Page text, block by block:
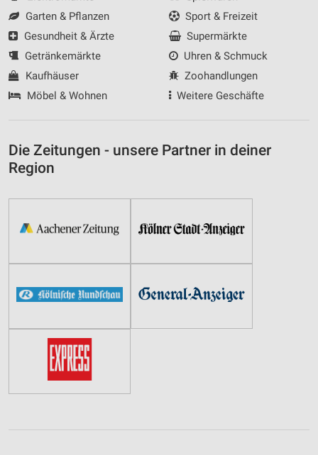
Garten & Pflanzen
Gesundheit & Ärzte
Getränkemärkte
Kaufhäuser
Möbel & Wohnen
Sport & Freizeit
Supermärkte
Uhren & Schmuck
Zoohandlungen
Weitere Geschäfte
Die Zeitungen - unsere Partner in deiner
Region